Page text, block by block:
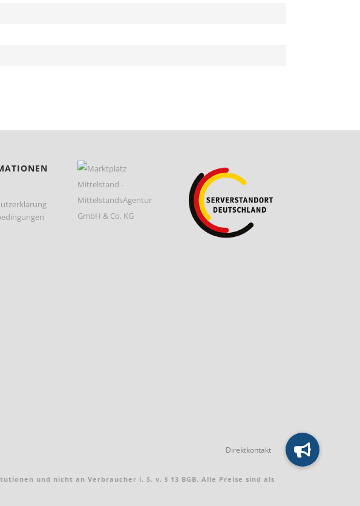
und nicht an Verbraucher i. S. v. § 13 BGB. Alle Preise sind als